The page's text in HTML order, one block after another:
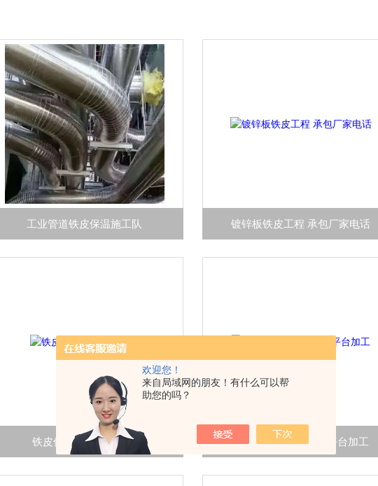
欢迎您！
来自局域网的朋友！有什么可以帮
助您的吗？
工业管道铁皮保温施工队 镀锌板铁皮工程 承包厂家电话
铁皮保温弯头操作方法 辽宁八面定位的发泡平台加工